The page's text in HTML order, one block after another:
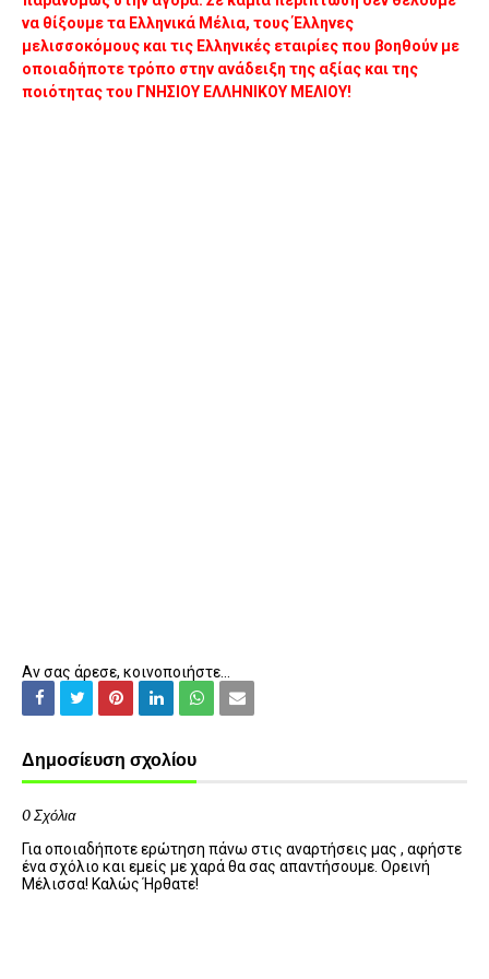
να θίξουμε τα Ελληνικά Μέλια, τους Έλληνες
μελισσοκόμους και τις Ελληνικές εταιρίες που βοηθούν με
οποιαδήποτε τρόπο στην ανάδειξη της αξίας και της
ποιότητας του ΓΝΗΣΙΟΥ ΕΛΛΗΝΙΚΟΥ ΜΕΛΙΟΥ!
Αν σας άρεσε, κοινοποιήστε...
Δημοσίευση σχολίου
0 Σχόλια
Για οποιαδήποτε ερώτηση πάνω στις αναρτήσεις μας , αφήστε
ένα σχόλιο και εμείς με χαρά θα σας απαντήσουμε. Ορεινή
Μέλισσα! Καλώς Ήρθατε!